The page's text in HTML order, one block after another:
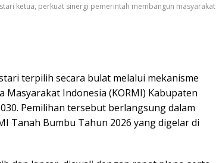
ketua, perkuat sinergi pemerintah membangun masyarakat
terpilih secara bulat melalui mekanisme
Masyarakat Indonesia (KORMI) Kabupaten
Pemilihan tersebut berlangsung dalam
Tanah Bumbu Tahun 2026 yang digelar di